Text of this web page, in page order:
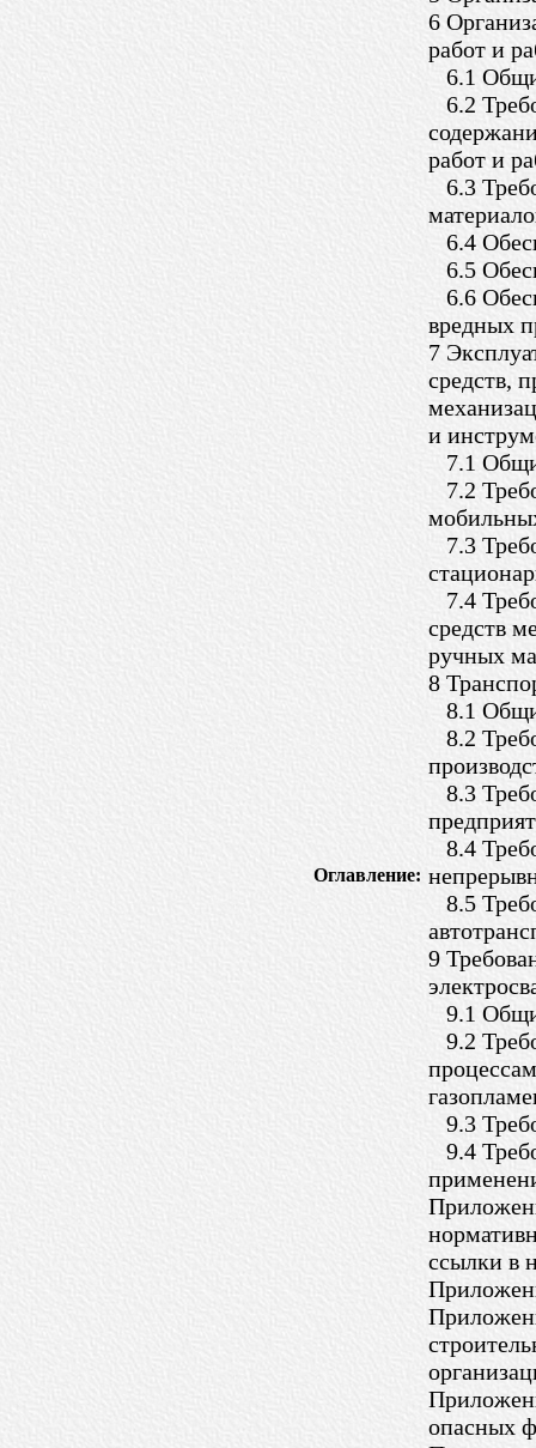
Оглавление:
6
работ и
6.1
6.2
работ и
6.3
6.4
6.5
6.6
вредных
7
средств,
и
7.1
7.2
7.3
7.4
средств
ручных
8
8.1
8.2
8.3
8.4
8.5
9
9.1
9.2
9.3
9.4
ссылки в
опасных